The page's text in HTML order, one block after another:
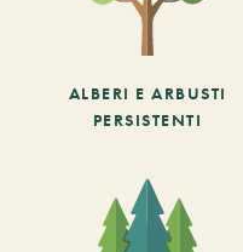
ALBERI E ARBUSTI
PERSISTENTI